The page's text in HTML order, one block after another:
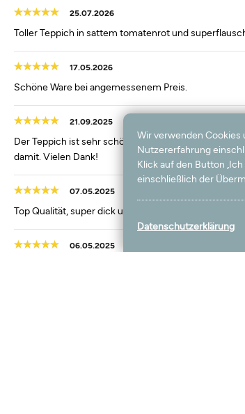
25.07.2026
Toller Teppich in sattem tomatenrot und
17.05.2026
Schöne Ware bei angemessenem Preis.
21.09.2025
Der Teppich ist sehr schön und entspricht genau
damit. Vielen Dank!
07.05.2025
Top Qualität, super dick und weich. Tolle Farbe wie
06.05.2025
Wir verwenden Cookies
Nutzererfahrung
Klick auf den Button
einschließlich der
Datenschutzerklärung